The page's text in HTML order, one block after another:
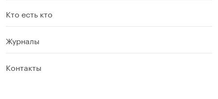
Кто есть кто
Журналы
Контакты